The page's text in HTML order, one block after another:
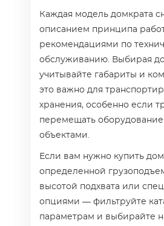
Каждая модель домкрата
описанием принципа
рекомендациями по
обслуживанию. Выбирая
учитывайте габариты и
это важно для
хранения, особенно если
перемещать
объектами.
Если вам нужно купить
определенной
высотой подхвата или
опциями — фильтруйте
параметрам и выбирайте